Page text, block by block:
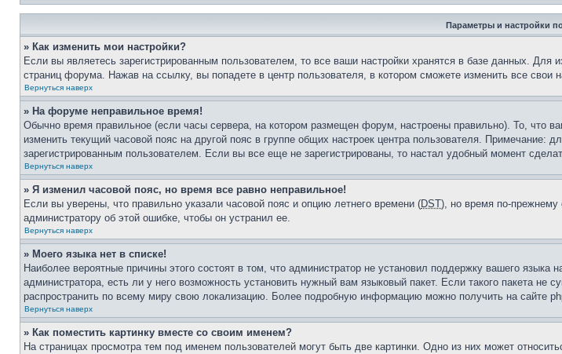
Параметры и настройки
» Как изменить мои настройки?
Если вы являетесь зарегистрированным пользователем, то все ваши настройки хранятся в базе данных.
страниц форума. Нажав на ссылку, вы попадете в центр пользователя, в котором сможете изменить все свои
Вернуться наверх
» На форуме неправильное время!
Обычно время правильное (если часы сервера, на котором размещен форум, настроены правильно). То, что
изменить текущий часовой пояс на другой пояс в группе общих настроек центра пользователя. Примечание:
зарегистрированным пользователем. Если вы все еще не зарегистрированы, то настал удобный момент
Вернуться наверх
» Я изменил часовой пояс, но время все равно неправильное!
Если вы уверены, что правильно указали часовой пояс и опцию летнего времени (DST), но время по-прежнему
администратору об этой ошибке, чтобы он устранил ее.
Вернуться наверх
» Моего языка нет в списке!
Наиболее вероятные причины этого состоят в том, что администратор не установил поддержку вашего
администратора, есть ли у него возможность установить нужный вам языковый пакет. Если такого пакета не
распространить по всему миру свою локализацию. Более подробную информацию можно получить на сайте
Вернуться наверх
» Как поместить картинку вместе со своим именем?
На страницах просмотра тем под именем пользователей могут быть две картинки. Одно из них может